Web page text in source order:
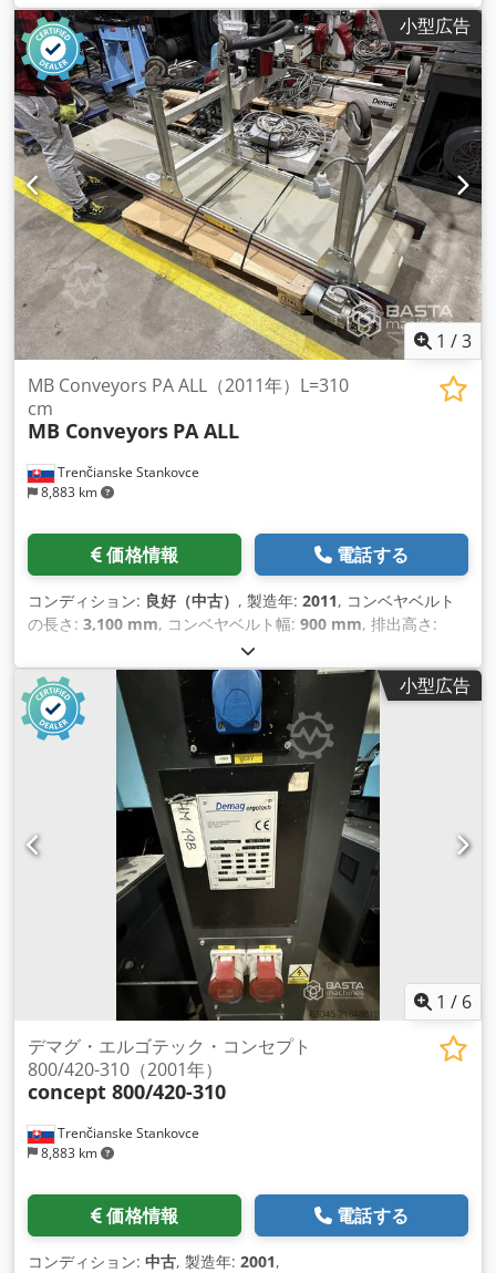
小型広告
1 /3
Trenčianske Stankovce
8,883 km
MB Conveyors PA ALL（2011年）L=310
cm
MB Conveyors PA ALL
価格情報 電話する
コンディション: 良好（中古） , 製造年: 2011, コンベヤベルト
の長さ: 3,100 mm, コンベヤベルト幅: 900 mm, 排出高さ:
ドキュメント / マニュアル, 銘板あり
小型広告
1 / 6
Trenčianske Stankovce
8,883 km
デマグ・エルゴテック・コンセプト
800/420-310（2001年）
concept 800/420-310
価格情報 電話する
コンディション: 中古, 製造年: 2001,